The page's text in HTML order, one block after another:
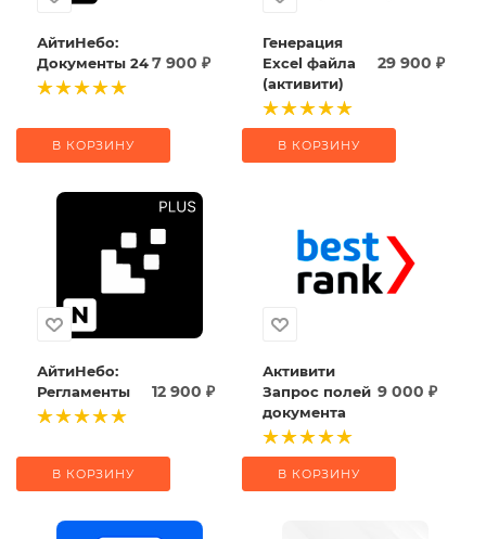
АйтиНебо:
Документы 247 900 ₽
В КОРЗИНУ
Генерация
Excel файла
(активити)
29 900 ₽
В КОРЗИНУ
АйтиНебо:
Регламенты
12 900 ₽
В КОРЗИНУ
Активити
Запрос полей
документа
9 000 ₽
В КОРЗИНУ